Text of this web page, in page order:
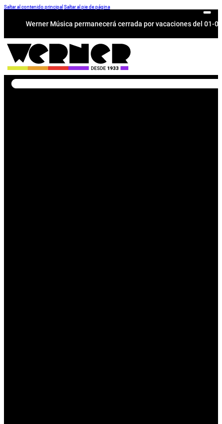
Saltar al contenido principal Saltar al pie de página
Werner Música permanecerá cerrada por vacaciones del 01-
Buscar